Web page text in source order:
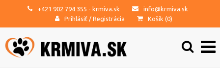
+421 902 794 355 - krmiva.sk
info@krmiva.sk
Prihlásiť / Registrácia Košík (0)